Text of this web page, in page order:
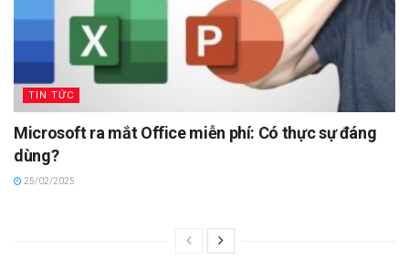
TIN TỨC
Microsoft ra mắt Office miễn phí: Có thực sự đáng
dùng?
25/02/2025